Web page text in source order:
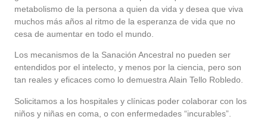
metabolismo de la persona a quien da vida y desea que viva
muchos más años al ritmo de la esperanza de vida que no
cesa de aumentar en todo el mundo.
Los mecanismos de la Sanación Ancestral no pueden ser
entendidos por el intelecto, y menos por la ciencia, pero son
tan reales y eficaces como lo demuestra Alain Tello Robledo.
Solicitamos a los hospitales y clínicas poder colaborar con los
niños y niñas en coma, o con enfermedades “incurables”.